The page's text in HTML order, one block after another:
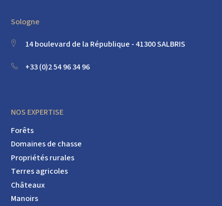
Sologne
14 boulevard de la République - 41300 SALBRIS
+33 (0)2 54 96 34 96
NOS EXPERTISE
Forêts
Domaines de chasse
Propriétés rurales
Terres agricoles
Châteaux
Manoirs